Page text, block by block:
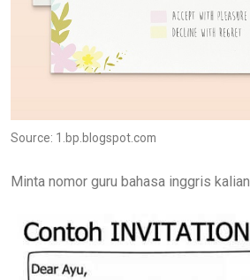
Source: 1.bp.blogspot.com
Minta nomor guru bahasa inggris kalian.